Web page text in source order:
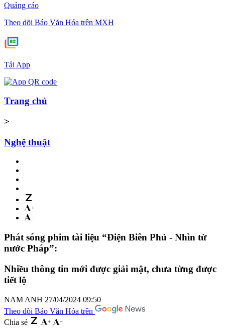
Quảng cáo
Theo dõi Báo Văn Hóa trên MXH
Tải App
Trang chủ
>
Nghệ thuật
Phát sóng phim tài liệu “Điện Biên Phủ - Nhìn từ
nước Pháp”:
Nhiều thông tin mới được giải mật, chưa từng được
tiết lộ
NAM ANH 27/04/2024 09:50
Theo dõi Báo Văn Hóa trên
Chia sẻ